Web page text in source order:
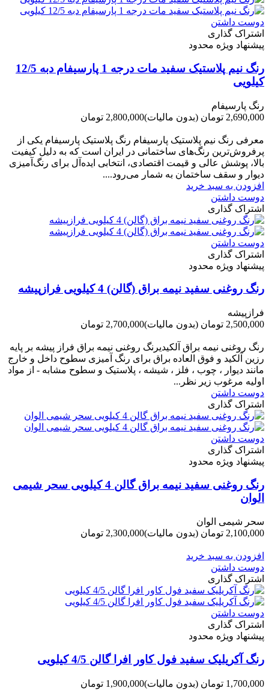
دوست داشتن
اشتراک گذاری
پیشنهاد ویژه محدود
رنگ نیم پلاستیک سفید مات درجه 1 پارسیفام دبه 12/5
کیلویی
رنگ پارسیفام
2,690,000 تومان
(بدون مالیات)2,800,000 تومان
معرفی رنگ نیم پلاستیک پارسیفام رنگ پلاستیک پارسیفام یکی از
پرفروش‌ترین رنگ‌های ساختمانی در ایران است که به دلیل کیفیت
بالا، پوشش عالی و قیمت اقتصادی، انتخابی ایده‌آل برای رنگ‌آمیزی
دیوار و سقف ساختمان به شمار می‌رود....
افزودن به سبد خرید
دوست داشتن
اشتراک گذاری
دوست داشتن
اشتراک گذاری
پیشنهاد ویژه محدود
رنگ روغنی سفید نیمه براق (گالن) 4 کیلویی فرازپیشه
فرازپیشه
2,500,000 تومان
(بدون مالیات)2,700,000 تومان
رنگ روغنی نیمه براق آلکیدیرنگ روغنی نیمه براق فراز پیشه بر پایه
رزین آلکید و فوق العاده براق برای رنگ آمیزی سطوح داخل و خارج
مانند دیوار ، چوب ، فلز ، شیشه ، پلاستیک و سطوح مشابه - از مواد
اولیه مرغوب زیر نظر...
دوست داشتن
اشتراک گذاری
دوست داشتن
اشتراک گذاری
پیشنهاد ویژه محدود
رنگ روغنی سفید نیمه براق گالن 4 کیلویی سحر شیمی
الوان
سحر شیمی الوان
2,100,000 تومان
(بدون مالیات)2,300,000 تومان
افزودن به سبد خرید
دوست داشتن
اشتراک گذاری
دوست داشتن
اشتراک گذاری
پیشنهاد ویژه محدود
رنگ آکریلیک سفید فول کاور افرا گالن 4/5 کیلویی
1,700,000 تومان (بدون مالیات)1,900,000 تومان